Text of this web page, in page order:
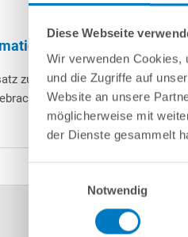
Diese Webseite
Wir verwenden Cookies,
und die Zugriffe auf
Website an unsere
möglicherweise mit
der Dienste gesammelt
Notwendig
"Ladeaufsatz für
zum Anschluss des Gerätes
Anschließend kann ein
Mein Konto